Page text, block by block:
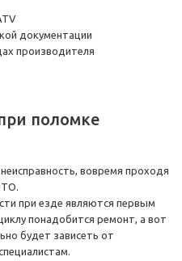
документации
производителя
поломке
вовремя проходя
при езде являются первым
понадобится ремонт, а вот
будет зависеть от